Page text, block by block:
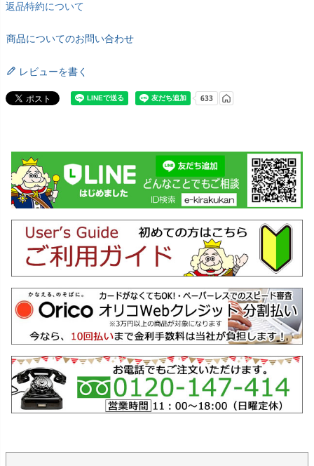
返品特約について
商品についてのお問い合わせ
レビューを書く